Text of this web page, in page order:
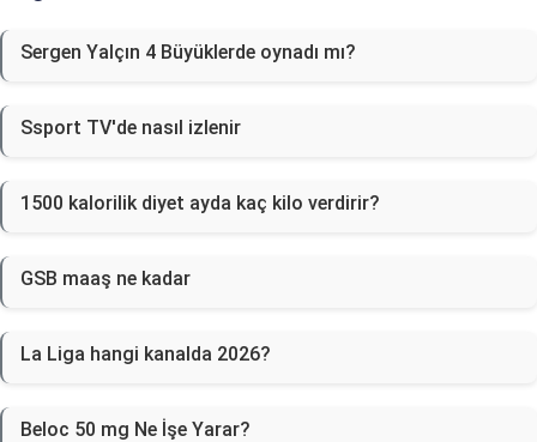
Sergen Yalçın 4 Büyüklerde oynadı mı?
Ssport TV'de nasıl izlenir
1500 kalorilik diyet ayda kaç kilo verdirir?
GSB maaş ne kadar
La Liga hangi kanalda 2026?
Beloc 50 mg Ne İşe Yarar?